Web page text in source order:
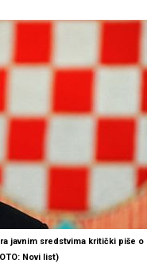
javnim sredstvima kritički piše o
Novi list)